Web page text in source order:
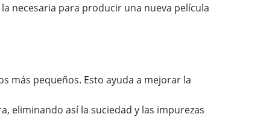
necesaria para producir una nueva película
más pequeños. Esto ayuda a mejorar la
eliminando así la suciedad y las impurezas